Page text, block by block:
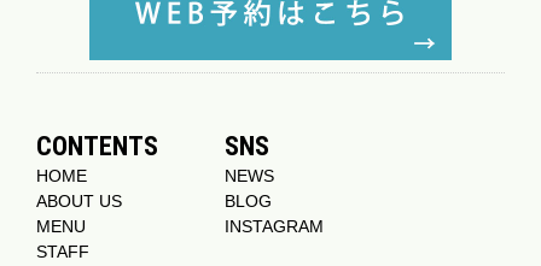
CONTENTS
HOME
ABOUT US
MENU
STAFF
SNS
NEWS
BLOG
INSTAGRAM